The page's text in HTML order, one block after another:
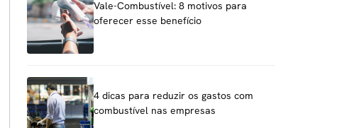
Vale-Combustível: 8 motivos para
oferecer esse benefício
4 dicas para reduzir os gastos com
combustível nas empresas